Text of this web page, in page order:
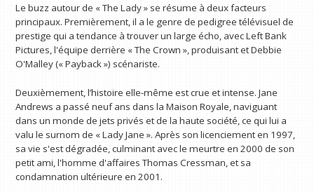
Le buzz autour de « The Lady » se résume à deux facteurs
principaux. Premièrement, il a le genre de pedigree télévisuel de
prestige qui a tendance à trouver un large écho, avec Left Bank
Pictures, l'équipe derrière « The Crown », produisant et Debbie
O'Malley (« Payback ») scénariste.
Deuxièmement, l’histoire elle-même est crue et intense. Jane
Andrews a passé neuf ans dans la Maison Royale, naviguant
dans un monde de jets privés et de la haute société, ce qui lui a
valu le surnom de « Lady Jane ». Après son licenciement en 1997,
sa vie s'est dégradée, culminant avec le meurtre en 2000 de son
petit ami, l'homme d'affaires Thomas Cressman, et sa
condamnation ultérieure en 2001.